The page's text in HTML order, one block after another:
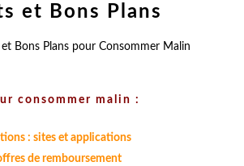
et Bons Plans
consommer malin :
: sites et applications
de remboursement